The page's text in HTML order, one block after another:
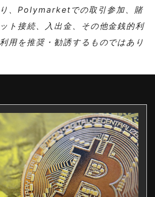
り、Polymarketでの取引参加、賭
ト接続、入出金、その他金銭的利
用を推奨・勧誘するものではあり